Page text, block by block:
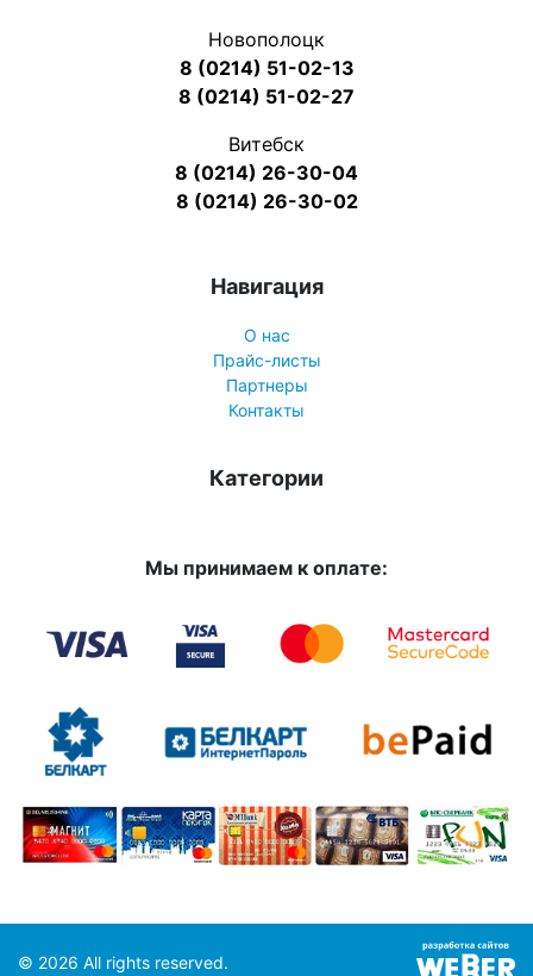
Новополоцк
8 (0214) 51-02-13
8 (0214) 51-02-27
Витебск
8 (0214) 26-30-04
8 (0214) 26-30-02
Навигация
О нас
Прайс-листы
Партнеры
Контакты
Категории
Мы принимаем к оплате:
© 2026 All rights reserved.